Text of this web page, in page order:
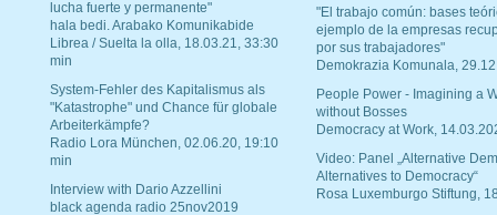
lucha fuerte y permanente"
hala bedi. Arabako Komunikabide
Librea / Suelta la olla, 18.03.21, 33:30
min
System-Fehler des Kapitalismus als
"Katastrophe" und Chance für globale
Arbeiterkämpfe?
Radio Lora München, 02.06.20, 19:10
min
Interview with Dario Azzellini
black agenda radio 25nov2019
"El trabajo común: bases
ejemplo de la empresas
por sus trabajadores"
Demokrazia Komunala,
People Power - Imagining a
without Bosses
Democracy at Work,
Video: Panel „Alternative
Alternatives to Democracy“
Rosa Luxemburgo Stiftung,